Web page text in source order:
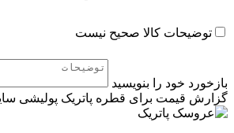
بازی آموزشی و مهارتی
بازی فکری
تفنگ، تیر
توضیحات کالا صحیح نیست
بازخورد خود را بنویسید
گزارش قیمت برای قطره پاتریک پولیشی سایز 1